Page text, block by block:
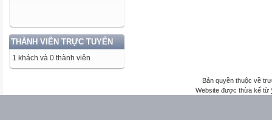
THÀNH VIÊN TRỰC TUYẾN
1 khách và 0 thành viên
Bản quyền thuộc về
Website được thừa kế từ